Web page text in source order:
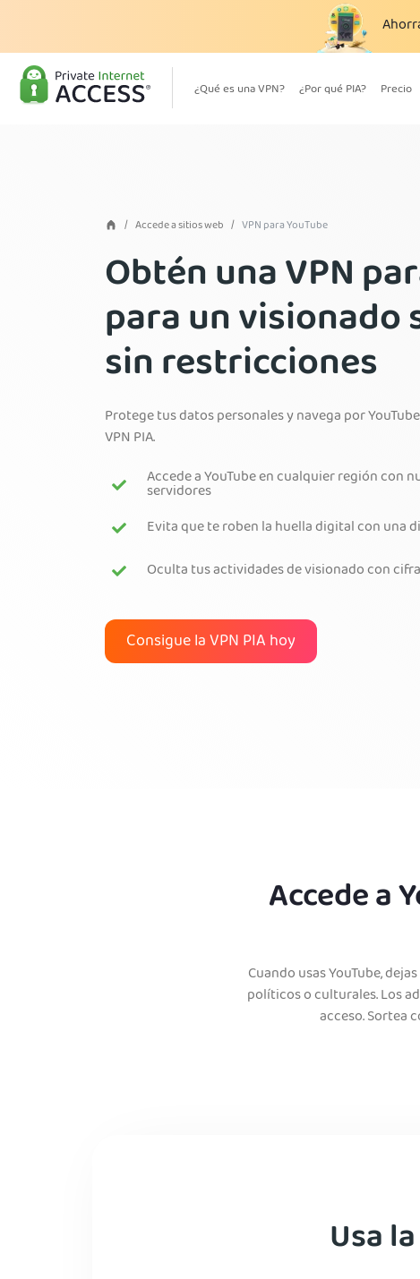
¿Qué es una VPN? ¿Por qué PIA? Precio
Accede a sitios web VPN para YouTube
Obtén una VPN
para un visionado
sin restricciones
Protege tus datos personales y navega por
VPN PIA.
Accede a YouTube en cualquier región con
servidores
Evita que te roben la huella digital con una
Oculta tus actividades de visionado con
Consigue la VPN PIA hoy
Accede a
Cuando usas YouTube,
políticos o culturales. Los
acceso. Sortea
Usa